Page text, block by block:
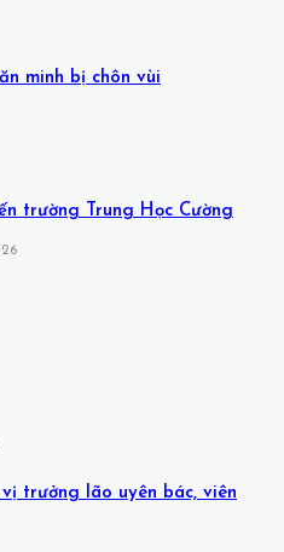
minh bị chôn vùi
trường Trung Học Cường
trưởng lão uyên bác, viên